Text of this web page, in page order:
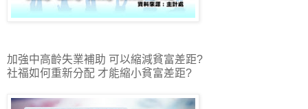
加強中高齡失業補助 可以縮減貧富差距?
社福如何重新分配 才能縮小貧富差距?